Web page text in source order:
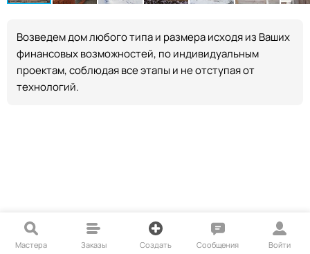
Возведем дом любого типа и размера исходя из Ваших
финансовых возможностей, по индивидуальным
проектам, соблюдая все этапы и не отступая от
технологий.
Мастера Заказы Создать Сообщения Войти